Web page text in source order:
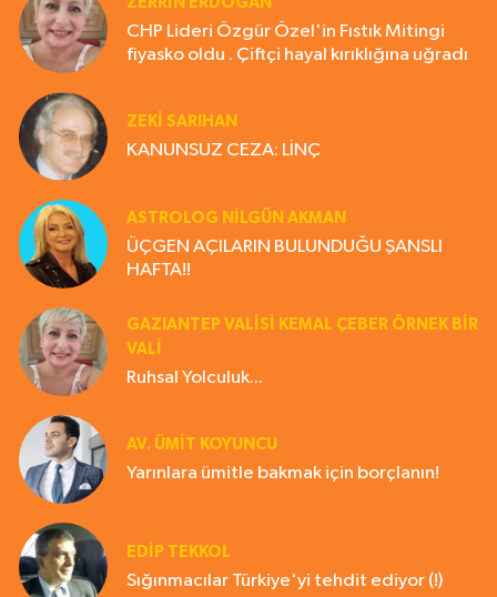
CHP Lideri Özgür Özel'in Fıstık Mitingi
fiyasko oldu . Çiftçi hayal kırıklığına uğradı
ZEKI SARIHAN
KANUNSUZ CEZA: LİNÇ
ASTROLOG NILGÜN AKMAN
ÜÇGEN AÇILARIN BULUNDUĞU ŞANSLI
HAFTA!!
GAZIANTEP VALISI KEMAL ÇEBER ÖRNEK BİR
VALİ
Ruhsal Yolculuk...
AV. ÜMIT KOYUNCU
Yarınlara ümitle bakmak için borçlanın!
EDIP TEKKOL
Sığınmacılar Türkiye'yi tehdit ediyor (!)